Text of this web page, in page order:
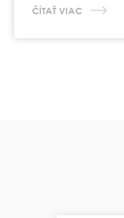
životnými faktormi.
ČÍTAŤ VIAC